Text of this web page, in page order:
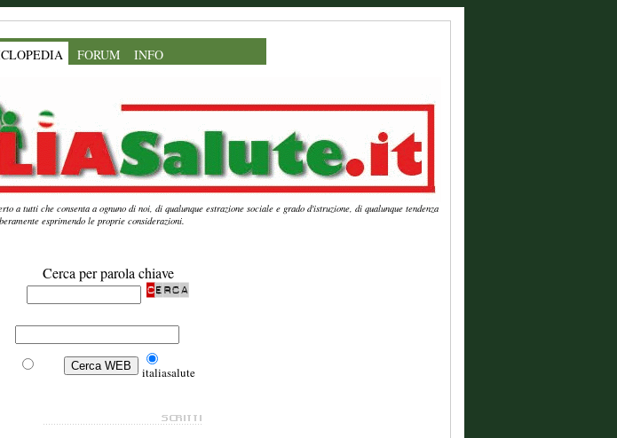
FORUM INFO
a tutti che consenta a ognuno di noi, di qualunque estrazione sociale e grado d'istruzione, di qualunque tendenza
esprimendo le proprie considerazioni.
Cerca per parola chiave
italiasalute